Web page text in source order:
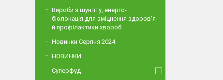
Вироби з шунгіту, енерго-
біолокація для зміцнення здоров'я
й профілактики хвороб
Новинки Серпня 2024
НОВИНКИ
Суперфуд